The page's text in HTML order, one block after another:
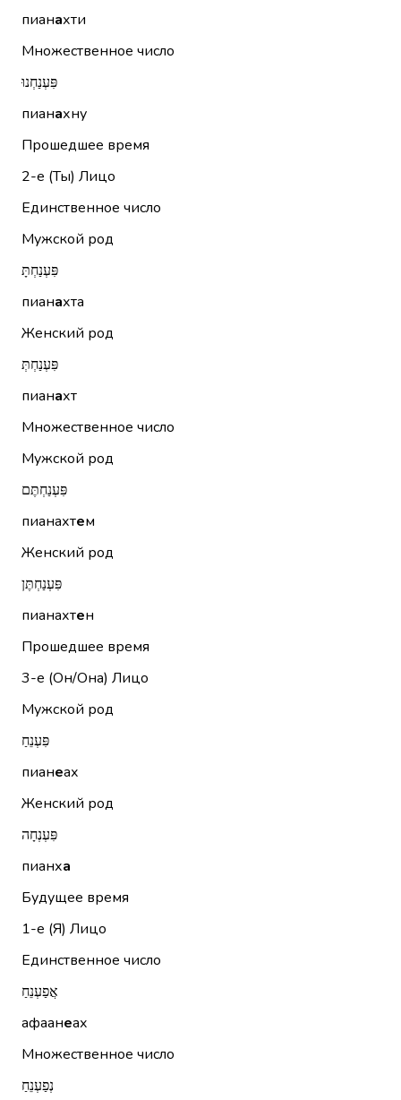
пианахти
Множественное число
פִּעְנַחְנוּ
пианахну
Прошедшее время
2-е (Ты) Лицо
Единственное число
Мужской род
פִּעְנַחְתָּ
пианахта
Женский род
פִּעְנַחְתְּ
пианахт
Множественное число
Мужской род
פִּעְנַחְתֶּם
пианахтем
Женский род
פִּעְנַחְתֶּן
пианахтен
Прошедшее время
3-е (Он/Она) Лицо
Мужской род
פִּעְנֵחַ
пианеах
Женский род
פִּעְנְחָה
пианха
Будущее время
1-е (Я) Лицо
Единственное число
אֲפַעְנֵחַ
афаанеах
Множественное число
נְפַעְנֵחַ